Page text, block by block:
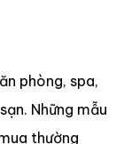
phòng, spa,
Những mẫu
thường